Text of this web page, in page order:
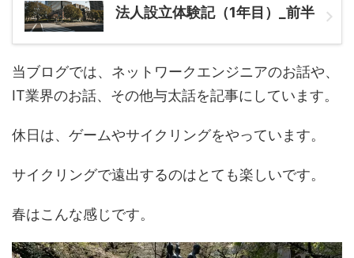
法人設立体験記（1年目）_前半
当ブログでは、ネットワークエンジニアのお話や、
IT業界のお話、その他与太話を記事にしています。
休日は、ゲームやサイクリングをやっています。
サイクリングで遠出するのはとても楽しいです。
春はこんな感じです。